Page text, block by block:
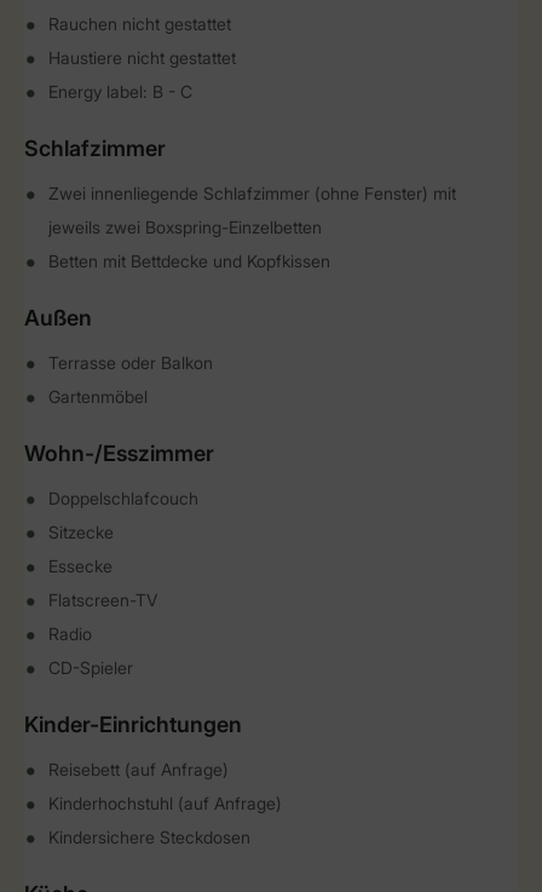
Rauchen nicht gestattet
Haustiere nicht gestattet
Energy label: B - C
Schlafzimmer
Zwei innenliegende Schlafzimmer (ohne Fenster) mit
jeweils zwei Boxspring-Einzelbetten
Betten mit Bettdecke und Kopfkissen
Außen
Terrasse oder Balkon
Gartenmöbel
Wohn-/Esszimmer
Doppelschlafcouch
Sitzecke
Essecke
Flatscreen-TV
Radio
CD-Spieler
Kinder-Einrichtungen
Reisebett (auf Anfrage)
Kinderhochstuhl (auf Anfrage)
Kindersichere Steckdosen